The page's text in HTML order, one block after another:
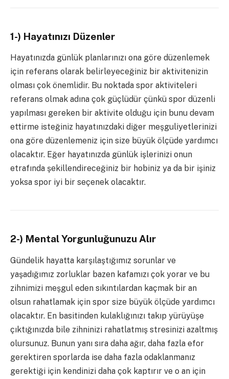
1-) Hayatınızı Düzenler
Hayatınızda günlük planlarınızı ona göre düzenlemek
için referans olarak belirleyeceğiniz bir aktivitenizin
olması çok önemlidir. Bu noktada spor aktiviteleri
referans olmak adına çok güçlüdür çünkü spor düzenli
yapılması gereken bir aktivite olduğu için bunu devam
ettirme isteğiniz hayatınızdaki diğer meşguliyetlerinizi
ona göre düzenlemeniz için size büyük ölçüde yardımcı
olacaktır. Eğer hayatınızda günlük işlerinizi onun
etrafında şekillendireceğiniz bir hobiniz ya da bir işiniz
yoksa spor iyi bir seçenek olacaktır.
2-) Mental Yorgunluğunuzu Alır
Gündelik hayatta karşılaştığımız sorunlar ve
yaşadığımız zorluklar bazen kafamızı çok yorar ve bu
zihnimizi meşgul eden sıkıntılardan kaçmak bir an
olsun rahatlamak için spor size büyük ölçüde yardımcı
olacaktır. En basitinden kulaklığınızı takıp yürüyüşe
çıktığınızda bile zihninizi rahatlatmış stresinizi azaltmış
olursunuz. Bunun yanı sıra daha ağır, daha fazla efor
gerektiren sporlarda ise daha fazla odaklanmanız
gerektiği için kendinizi daha çok kaptırır ve o an için